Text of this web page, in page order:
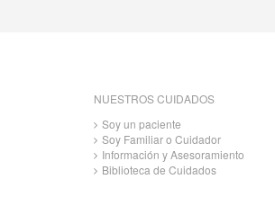
NUESTROS CUIDADOS
Soy un paciente
Soy Familiar o Cuidador
Información y Asesoramiento
Biblioteca de Cuidados